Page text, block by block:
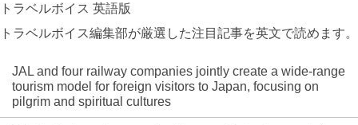
トラベルボイス 英語版
トラベルボイス編集部が厳選した注目記事を英文で読めます。
JAL and four railway companies jointly create a wide-range
tourism model for foreign visitors to Japan, focusing on
pilgrim and spiritual cultures